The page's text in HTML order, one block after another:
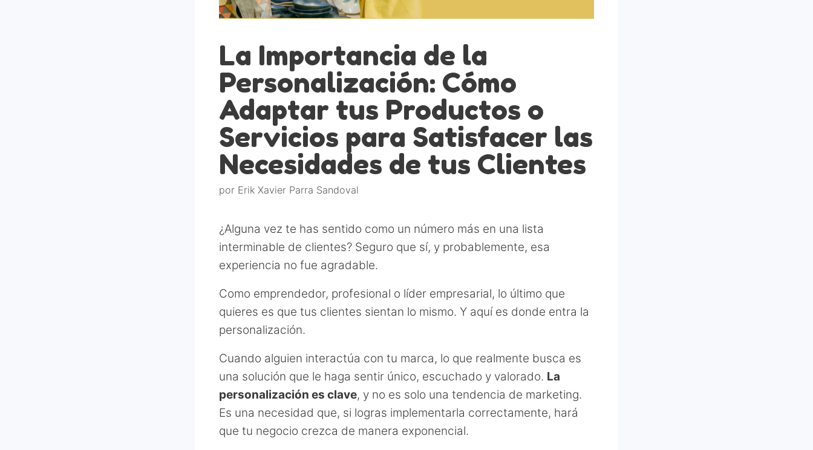
La Importancia de la
Personalización: Cómo
Adaptar tus Productos o
Servicios para Satisfacer las
Necesidades de tus Clientes
por Erik Xavier Parra Sandoval
¿Alguna vez te has sentido como un número más en una lista
interminable de clientes? Seguro que sí, y probablemente, esa
experiencia no fue agradable.
Como emprendedor, profesional o líder empresarial, lo último que
quieres es que tus clientes sientan lo mismo. Y aquí es donde entra la
personalización.
Cuando alguien interactúa con tu marca, lo que realmente busca es
una solución que le haga sentir único, escuchado y valorado. La
personalización es clave, y no es solo una tendencia de marketing.
Es una necesidad que, si logras implementarla correctamente, hará
que tu negocio crezca de manera exponencial.